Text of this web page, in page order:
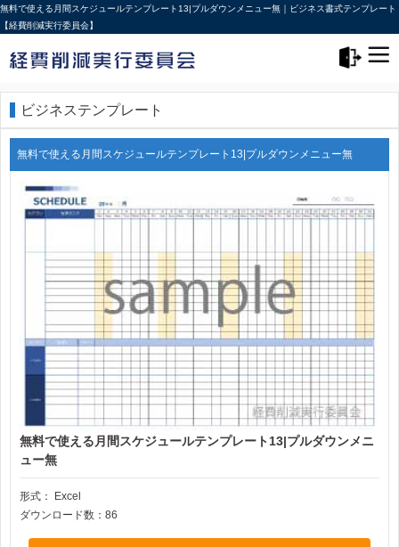
無料で使える月間スケジュールテンプレート13|プルダウンメニュー無｜ビジネス書式テンプレート
【経費削減実行委員会】
ビジネステンプレート
無料で使える月間スケジュールテンプレート13|プルダウンメニュー無
無料で使える月間スケジュールテンプレート13|プルダウンメニ
ュー無
形式：
Excel
ダウンロード数：86